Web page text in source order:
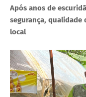
Após anos de
segurança,
local